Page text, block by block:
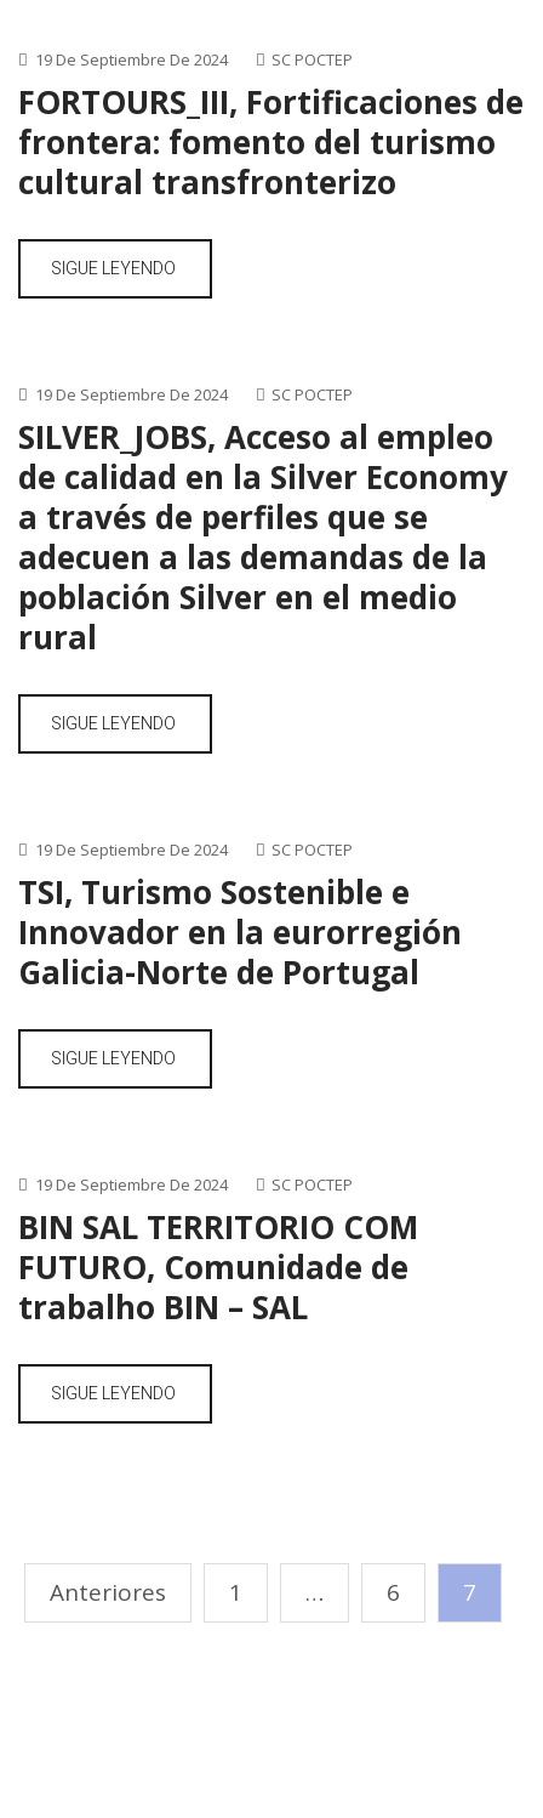
19 De Septiembre De 2024 SC POCTEP
FORTOURS_III, Fortificaciones de
frontera: fomento del turismo
cultural transfronterizo
SIGUE LEYENDO
19 De Septiembre De 2024 SC POCTEP
SILVER_JOBS, Acceso al empleo
de calidad en la Silver Economy
a través de perfiles que se
adecuen a las demandas de la
población Silver en el medio
rural
SIGUE LEYENDO
19 De Septiembre De 2024 SC POCTEP
TSI, Turismo Sostenible e
Innovador en la eurorregión
Galicia-Norte de Portugal
SIGUE LEYENDO
19 De Septiembre De 2024 SC POCTEP
BIN SAL TERRITORIO COM
FUTURO, Comunidade de
trabalho BIN – SAL
SIGUE LEYENDO
Anteriores 1 … 6 7